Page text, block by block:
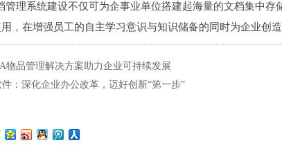
管理系统建设不仅可为企事业单位搭建起海量的文档集中
，在增强员工的自主学习意识与知识储备的同时为企业创造
物品管理解决方案助力企业可持续发展
：深化企业办公改革，迈好创新“第一步”